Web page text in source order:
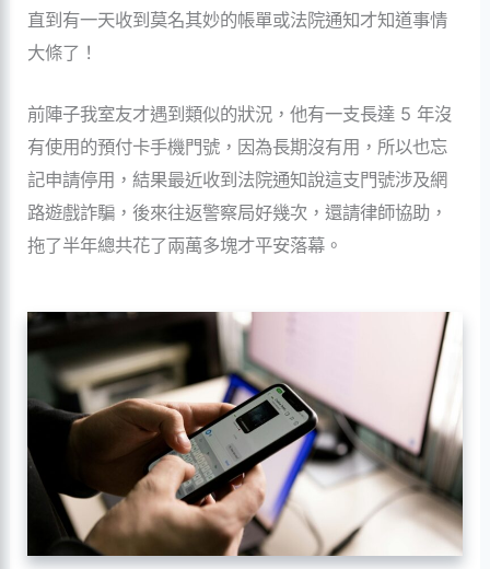
直到有一天收到莫名其妙的帳單或法院通知才知道事情
大條了！
前陣子我室友才遇到類似的狀況，他有一支長達 5 年沒
有使用的預付卡手機門號，因為長期沒有用，所以也忘
記申請停用，結果最近收到法院通知說這支門號涉及網
路遊戲詐騙，後來往返警察局好幾次，還請律師協助，
拖了半年總共花了兩萬多塊才平安落幕。